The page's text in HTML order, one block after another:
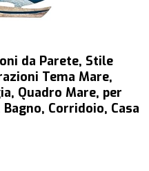
da Parete, Stile
Tema Mare,
Quadro Mare, per
Corridoio, Casa